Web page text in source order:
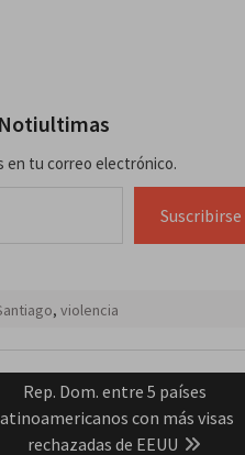
en tu correo electrónico.
Suscribirse
, violencia
Next
post:
Rep. Dom. entre 5 países
con más visas
rechazadas de EEUU